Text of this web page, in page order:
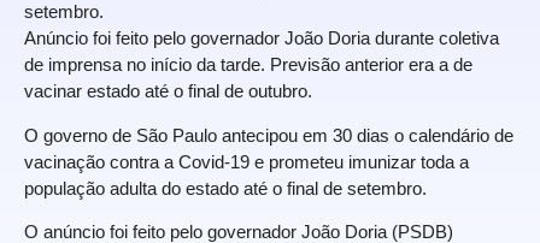
setembro.
Anúncio foi feito pelo governador João Doria durante coletiva
de imprensa no início da tarde. Previsão anterior era a de
vacinar estado até o final de outubro.
O governo de São Paulo antecipou em 30 dias o calendário de
vacinação contra a Covid-19 e prometeu imunizar toda a
população adulta do estado até o final de setembro.
O anúncio foi feito pelo governador João Doria (PSDB)